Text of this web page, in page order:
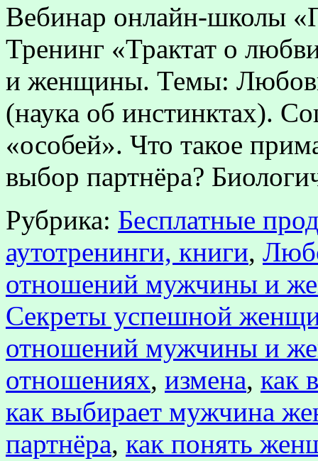
Вебинар онлайн-школы
Тренинг «Трактат о
и женщины. Темы: Любовь
(наука об инстинктах).
«особей». Что такое
выбор партнёра?
Рубрика: Бесплатные
аутотренинги, книги,
отношений мужчины и
Секреты успешной
отношений мужчины и
отношениях, измена, как
как выбирает мужчина
партнёра, как понять